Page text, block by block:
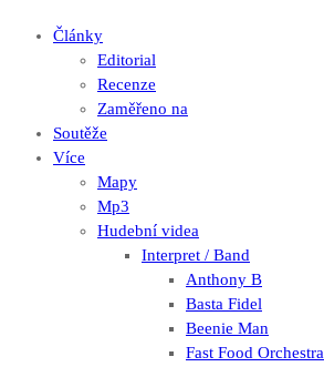
Články
Editorial
Recenze
Zaměřeno na
Soutěže
Více
Mapy
Mp3
Hudební videa
Interpret / Band
Anthony B
Basta Fidel
Beenie Man
Fast Food Orchestra